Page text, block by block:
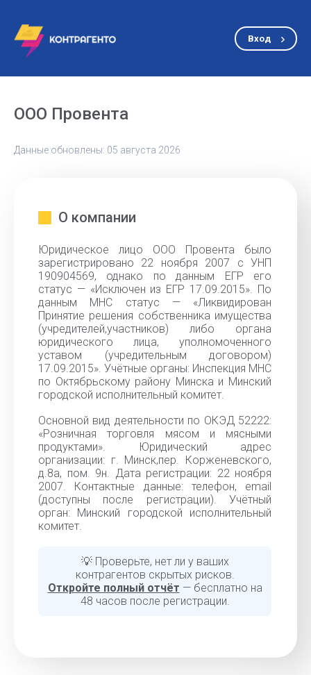
Вход
ООО Провента
Данные обновлены: 05 августа 2026
О компании
Юридическое лицо ООО Провента было
зарегистрировано 22 ноября 2007 с УНП
190904569, однако по данным ЕГР его
статус — «Исключен из ЕГР 17.09.2015». По
данным МНС статус — «Ликвидирован
Принятие решения собственника имущества
(учредителей,участников) либо органа
юридического лица, уполномоченного
уставом (учредительным договором)
17.09.2015». Учётные органы: Инспекция МНС
по Октябрьскому району Минска и Минский
городской исполнительный комитет.
Основной вид деятельности по ОКЭД 52222:
«Розничная торговля мясом и мясными
продуктами». Юридический адрес
организации: г. Минск,пер. Корженевского,
д.8а, пом. 9н. Дата регистрации: 22 ноября
2007. Контактные данные: телефон, email
(доступны после регистрации). Учётный
орган: Минский городской исполнительный
комитет.
💡 Проверьте, нет ли у ваших
контрагентов скрытых рисков.
Откройте полный отчёт — бесплатно на
48 часов после регистрации.